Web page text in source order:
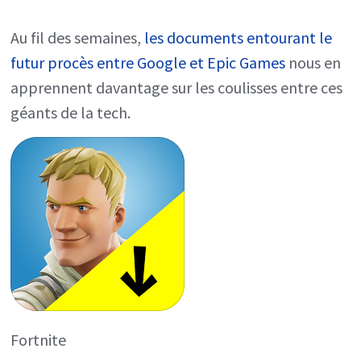
Au fil des semaines, les documents entourant le
futur procès entre Google et Epic Games nous en
apprennent davantage sur les coulisses entre ces
géants de la tech.
Fortnite